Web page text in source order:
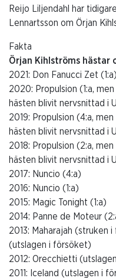
Reijo Liljendahl har
Lennartsson om Örjan
Fakta
Örjan Kihlströms hästar
2021: Don Fanucci Zet (1:a)
2020: Propulsion (1:a,
hästen blivit nervsnittad i
2019: Propulsion (4:a,
hästen blivit nervsnittad i
2018: Propulsion (2:a,
hästen blivit nervsnittad i
2017: Nuncio (4:a)
2016: Nuncio (1:a)
2015: Magic Tonight (1:a)
2014: Panne de Moteur
2013: Maharajah (struken
(utslagen i försöket)
2012: Orecchietti
2011: Iceland (utslagen i